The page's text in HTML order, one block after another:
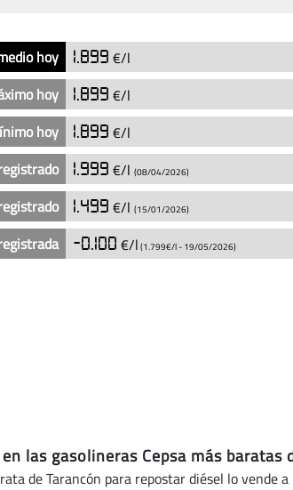
hoy 1.899 €/l
hoy
1.899 €/l
hoy
1.899 €/l
1.999 €/l (08/04/2026)
1.499 €/l (15/01/2026)
-0.100 €/l (1.799€/l - 19/05/2026)
las gasolineras Cepsa más baratas
de Tarancón para repostar diésel lo vende a